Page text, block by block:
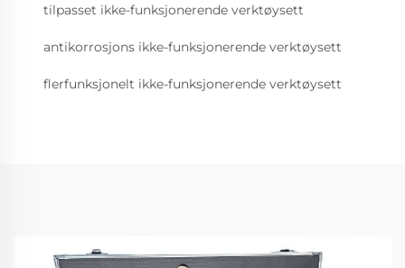
tilpasset ikke-funksjonerende verktøysett
antikorrosjons ikke-funksjonerende verktøysett
flerfunksjonelt ikke-funksjonerende verktøysett